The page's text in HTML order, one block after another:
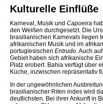
Kulturelle Einflüße
Karneval, Musik und Capoeira
den Weißen durchgesetzt. Die
brasilianischen Karnevals liegen
afrikanischen Musik und im
portugiesischen Entrudo . Auch
Gebiet haben sich afrikanische
Platz erobert. Bahia verfügt über
Küche, inzwischen repräsentativ
In der ungewöhnlichen
brasilianischer Riten indes wird
deutlichsten. Bei ihrer Ankunft in